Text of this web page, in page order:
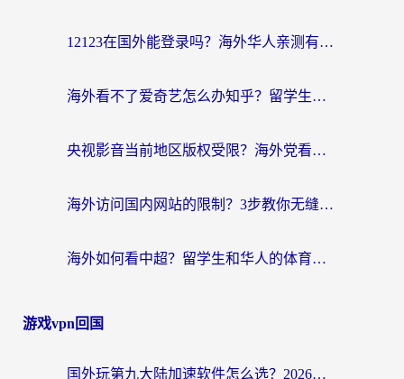
12123在国外能登录吗？海外华人亲测有效的回国加速器选择指南
海外看不了爱奇艺怎么办知乎？留学生亲测有效的回国加速方案
央视影音当前地区版权受限？海外党看国内剧、追电视台的终极解决方案
海外访问国内网站的限制？3步教你无缝解锁国内资源（附实测最优工具）
海外如何看中超？留学生和华人的体育赛事观看终极指南（附欧洲杯奥运会观看技巧）
游戏vpn回国
国外玩第九大陆加速软件怎么选？2026终极指南帮你告别延迟卡顿